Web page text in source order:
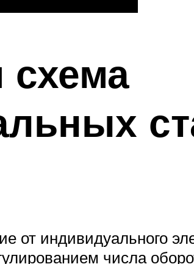
схема
индивидуального
числа